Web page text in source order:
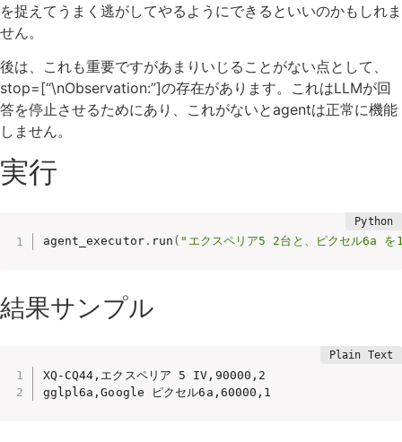
を捉えてうまく逃がしてやるようにできるといいのかもしれま
せん。
後は、これも重要ですがあまりいじることがない点として、
stop=[“\nObservation:”]の存在があります。これはLLMが回
答を停止させるためにあり、これがないとagentは正常に機能
しません。
実行
agent_executor. run ( "エクスペリア5 2台と、ピクセル6a を
結果サンプル
XQ-CQ44,エクスペリア 5 IV,90000,2
gglpl6a,Google ピクセル6a,60000,1